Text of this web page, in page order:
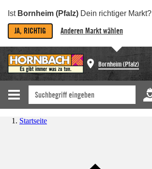
Ist Bornheim (Pfalz) Dein richtiger Markt?
JA, RICHTIG Anderen Markt wählen
Bornheim (Pfalz)
Startseite